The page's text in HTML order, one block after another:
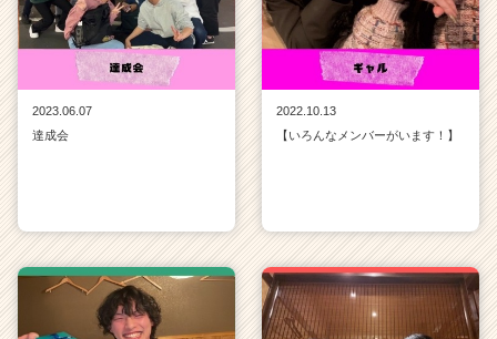
e
r）
2023.06.07
達成会
2022.10.13
【いろんなメンバーがいます！】